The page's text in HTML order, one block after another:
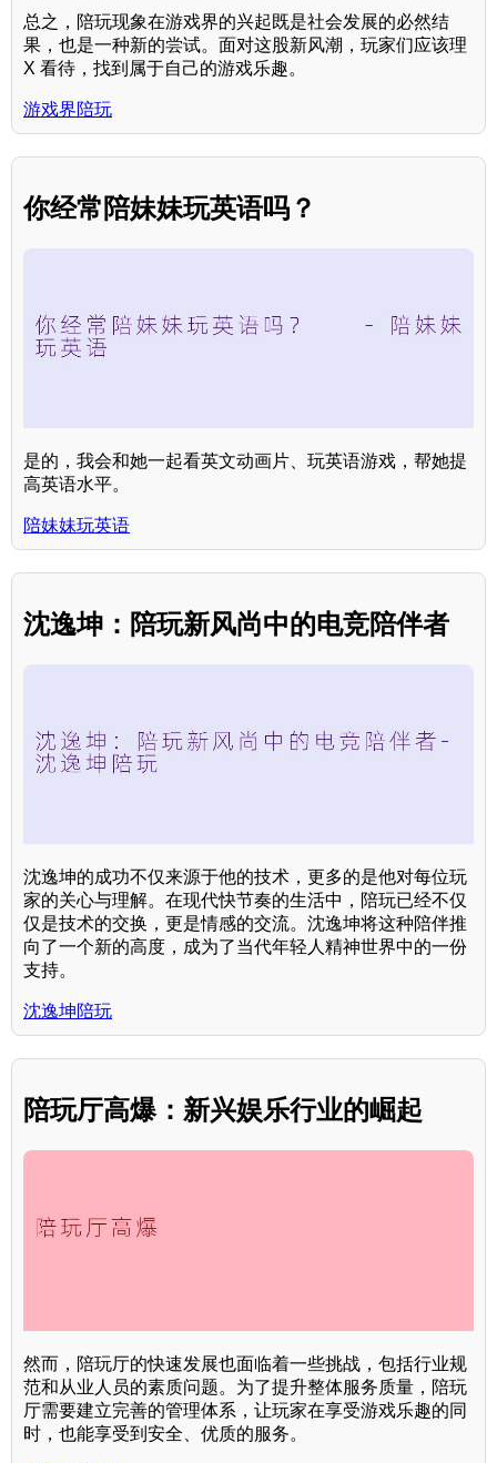
总之，陪玩现象在游戏界的兴起既是社会发展的必然结
果，也是一种新的尝试。面对这股新风潮，玩家们应该理
X 看待，找到属于自己的游戏乐趣。
游戏界陪玩
你经常陪妹妹玩英语吗？
是的，我会和她一起看英文动画片、玩英语游戏，帮她提
高英语水平。
陪妹妹玩英语
沈逸坤：陪玩新风尚中的电竞陪伴者
沈逸坤的成功不仅来源于他的技术，更多的是他对每位玩
家的关心与理解。在现代快节奏的生活中，陪玩已经不仅
仅是技术的交换，更是情感的交流。沈逸坤将这种陪伴推
向了一个新的高度，成为了当代年轻人精神世界中的一份
支持。
沈逸坤陪玩
陪玩厅高爆：新兴娱乐行业的崛起
然而，陪玩厅的快速发展也面临着一些挑战，包括行业规
范和从业人员的素质问题。为了提升整体服务质量，陪玩
厅需要建立完善的管理体系，让玩家在享受游戏乐趣的同
时，也能享受到安全、优质的服务。